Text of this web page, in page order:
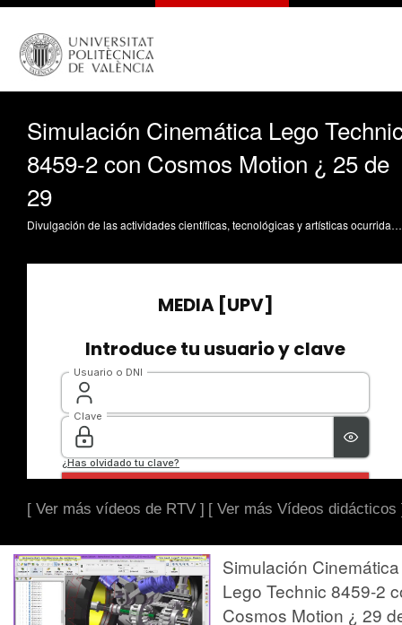
Simulación Cinemática Lego
8459-2 con Cosmos Motion ¿ 25 de
29
Divulgación de las actividades científicas, tecnológicas y artísticas ocurridas en los tres campus de la UPV
[ Ver más vídeos de RTV ] [ Ver más Vídeos didácticos
Simulación Cinemática
Lego Technic 8459-2
Cosmos Motion ¿ 29